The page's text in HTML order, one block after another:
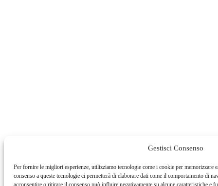
Gestisci Consenso
Per fornire le migliori esperienze, utilizziamo tecnologie come i cookie per memorizzare
consenso a queste tecnologie ci permetterà di elaborare dati come il comportamento di
acconsentire o ritirare il consenso può influire negativamente su alcune caratteristiche e